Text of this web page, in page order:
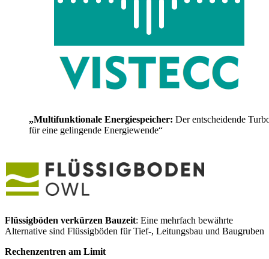
„Multifunktionale Energiespeicher: Der entscheidende
für eine gelingende Energiewende“
Flüssigböden verkürzen Bauzeit: Eine mehrfach bewährte
Alternative sind Flüssigböden für Tief-, Leitungsbau und Baugruben
Rechenzentren am Limit